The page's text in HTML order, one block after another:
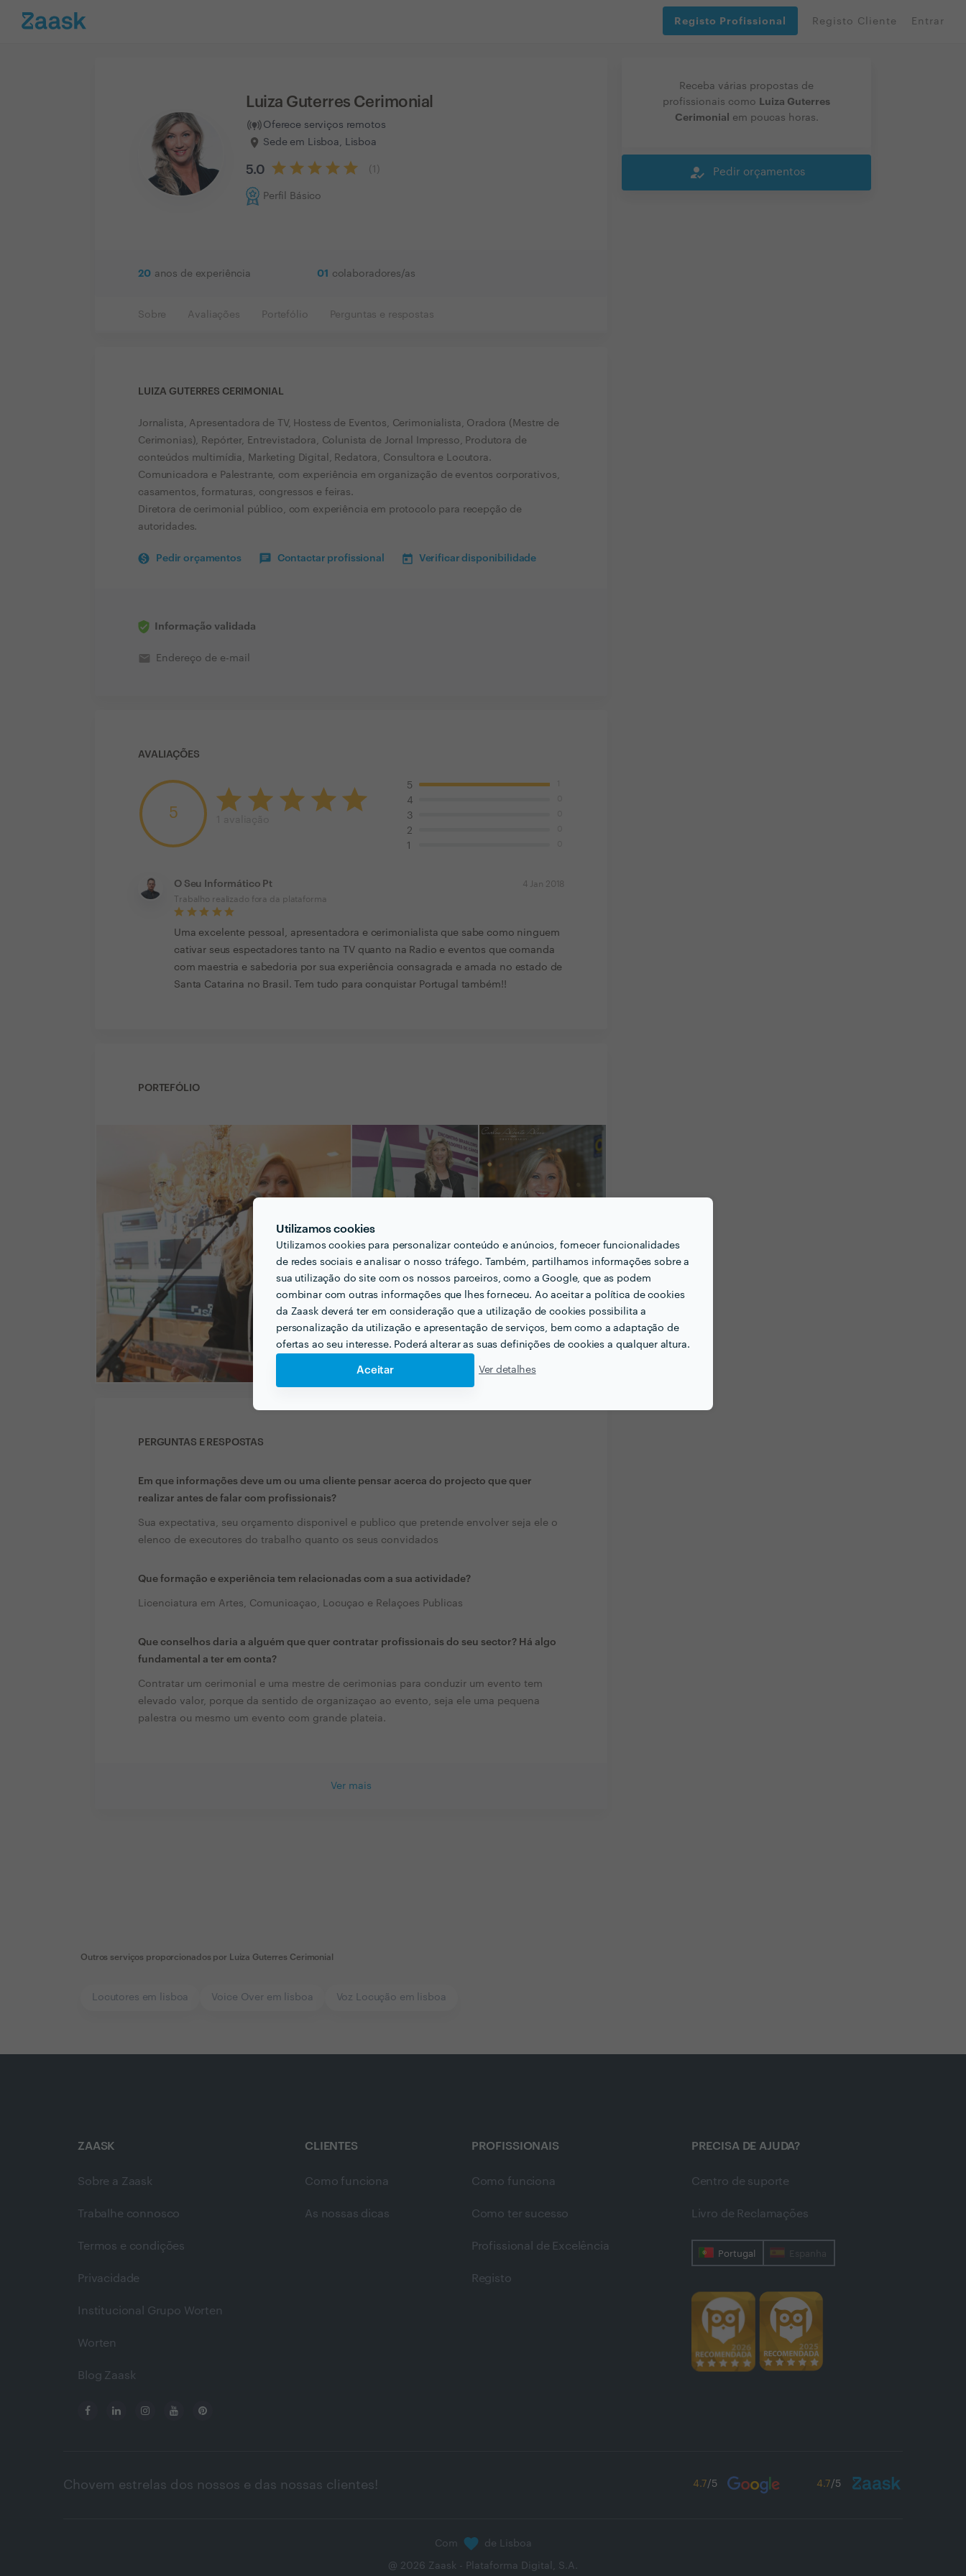
Utilizamos cookies
Utilizamos cookies para personalizar conteúdo e anúncios, fornecer funcionalidades
de redes sociais e analisar o nosso tráfego. Também, partilhamos informações sobre a
sua utilização do site com os nossos parceiros, como a Google, que as podem
combinar com outras informações que lhes forneceu. Ao aceitar a política de cookies
da Zaask deverá ter em consideração que a utilização de cookies possibilita a
personalização da utilização e apresentação de serviços, bem como a adaptação de
ofertas ao seu interesse. Poderá alterar as suas definições de cookies a qualquer altura.
Aceitar Ver detalhes
Registo Profissional Registo Cliente Entrar
Luiza Guterres Cerimonial
Oferece serviços remotos
Sede em Lisboa, Lisboa
5.0 ( 1
Perfil Básico
20 anos de experiência 01 colaboradores/as
Sobre Avaliações Portefólio Perguntas e respostas
LUIZA GUTERRES CERIMONIAL
Jornalista, Apresentadora de TV, Hostess de Eventos, Cerimonialista, Oradora (Mestre de
Cerimonias), Repórter, Entrevistadora, Colunista de Jornal Impresso, Produtora de
conteúdos multimídia, Marketing Digital, Redatora, Consultora e Locutora.
Comunicadora e Palestrante, com experiência em organização de eventos corporativos,
casamentos, formaturas, congressos e feiras.
Diretora de cerimonial público, com experiência em protocolo para recepção de
autoridades.
Pedir orçamentos Contactar profissional Verificar disponibilidade
Informação validada
email Endereço de e-mail
AVALIAÇÕES
5
5
4
3
2
1
O Seu Informático Pt
Trabalho realizado fora da plataforma
4 Jan 2018
Uma excelente pessoal, apresentadora e cerimonialista que sabe como ninguem
cativar seus espectadores tanto na TV quanto na Radio e eventos que comanda
com maestria e sabedoria por sua experiência consagrada e amada no estado de
Santa Catarina no Brasil. Tem tudo para conquistar Portugal também!!
PORTEFÓLIO
Ver todas as
fotografias e vídeos
PERGUNTAS E RESPOSTAS
Em que informações deve um ou uma cliente pensar acerca do projecto que quer
realizar antes de falar com profissionais?
Sua expectativa, seu orçamento disponivel e publico que pretende envolver seja ele o
elenco de executores do trabalho quanto os seus convidados
Que formação e experiência tem relacionadas com a sua actividade?
Licenciatura em Artes, Comunicaçao, Locuçao e Relaçoes Publicas
Que conselhos daria a alguém que quer contratar profissionais do seu sector? Há algo
fundamental a ter em conta?
Contratar um cerimonial e uma mestre de cerimonias para conduzir um evento tem
elevado valor, porque da sentido de organizaçao ao evento, seja ele uma pequena
palestra ou mesmo um evento com grande plateia.
Ver mais
Receba várias propostas de
profissionais como
Luiza Guterres
Cerimonial
em poucas horas.
how_to_reg Pedir orçamentos
Outros serviços proporcionados por Luiza Guterres Cerimonial
Locutores em lisboa Voice Over em lisboa Voz Locução em lisboa
ZAASK
Sobre a Zaask
Trabalhe connosco
Termos e condições
Privacidade
Institucional Grupo Worten
Worten
Blog Zaask
CLIENTES
Como funciona
As nossas dicas
PROFISSIONAIS
Como funciona
Como ter sucesso
Profissional de Excelência
Registo
PRECISA DE AJUDA?
Centro de suporte
Livro de Reclamações
Portugal Espanha
Chovem estrelas dos nossos e das nossas clientes! 4.7/5 4.7/5
Com de Lisboa
@ 2026 Zaask - Plataforma Digital, S.A.